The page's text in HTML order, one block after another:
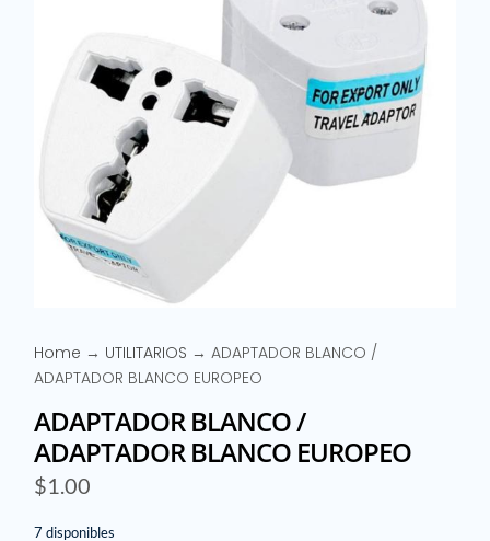
Home → UTILITARIOS → ADAPTADOR BLANCO /
ADAPTADOR BLANCO EUROPEO
ADAPTADOR BLANCO /
ADAPTADOR BLANCO EUROPEO
$1.00
7 disponibles